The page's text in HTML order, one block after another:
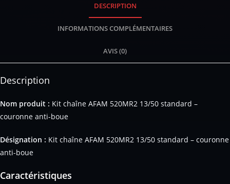
DESCRIPTION
INFORMATIONS COMPLÉMENTAIRES
AVIS (0)
Description
Nom produit : Kit chaîne AFAM 520MR2 13/50 standard –
couronne anti-boue
Désignation : Kit chaîne AFAM 520MR2 13/50 standard – couronne
anti-boue
Caractéristiques